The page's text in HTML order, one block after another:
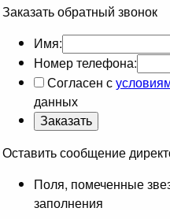
Заказать обратный звонок
Имя:
Номер телефона:
Согласен с
данных
Оставить сообщение
Поля, помеченные
заполнения